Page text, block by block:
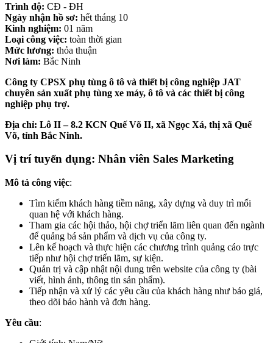
Trình độ: CĐ - ĐH
Ngày nhận hồ sơ: hết tháng 10
Kinh nghiệm: 01 năm
Loại công việc: toàn thời gian
Mức lương: thỏa thuận
Nơi làm: Bắc Ninh
Công ty CPSX phụ tùng ô tô và thiết bị công nghiệp JAT
chuyên sản xuất phụ tùng xe máy, ô tô và các thiết bị công
nghiệp phụ trợ.
Địa chỉ: Lô II – 8.2 KCN Quế Võ II, xã Ngọc Xá, thị xã Quế
Võ, tỉnh Bắc Ninh.
Vị trí tuyển dụng: Nhân viên Sales Marketing
Mô tả công việc:
Tìm kiếm khách hàng tiềm năng, xây dựng và duy trì mối
quan hệ với khách hàng.
Tham gia các hội thảo, hội chợ triển lãm liên quan đến ngành
để quảng bá sản phẩm và dịch vụ của công ty.
Lên kế hoạch và thực hiện các chương trình quảng cáo trực
tiếp như hội chợ triển lãm, sự kiện.
Quản trị và cập nhật nội dung trên website của công ty (bài
viết, hình ảnh, thông tin sản phẩm).
Tiếp nhận và xử lý các yêu cầu của khách hàng như báo giá,
theo dõi bảo hành và đơn hàng.
Yêu cầu: